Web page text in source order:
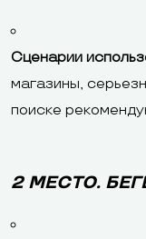
Сценарии
магазины,
поиске
2 МЕСТО.